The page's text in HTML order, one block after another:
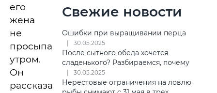
его
жена
не
просыпается
утром.
Он
рассказал
Свежие новости
Ошибки при выращивании перца
30.05.2025
После сытного обеда хочется
сладенького? Разбираемся, почему
30.05.2025
Нерестовые ограничения на ловлю